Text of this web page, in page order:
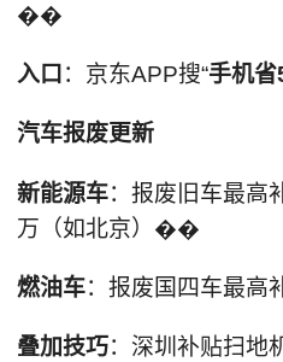
��
入口 ：京东APP搜“手机省
汽车报废更新
新能源车：报废旧车最高
万（如北京）��
燃油车：报废国四车最高
叠加技巧：深圳补贴扫地